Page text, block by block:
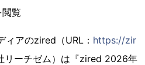
閲覧
アのzired（URL： https://zir
リーチゼム）は『zired 2026年